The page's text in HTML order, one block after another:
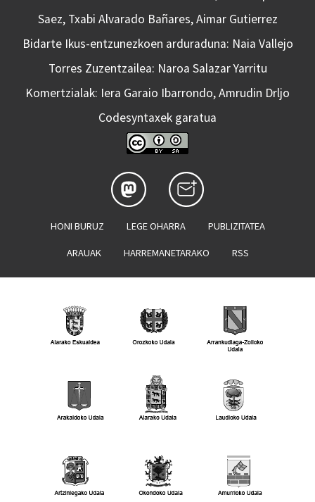
Saez, Txabi Alvarado Bañares, Aimar Gutierrez
Bidarte Ikus-entzunezkoen arduraduna: Naia Vallejo
Torres Zuzentzailea: Naroa Salazar Yarritu
Komertzialak: Iera Garaio Ibarrondo, Amrudin Drljo
Codesyntaxek garatua
HONI BURUZ LEGE OHARRA PUBLIZITATEA
ARAUAK HARREMANETARAKO RSS